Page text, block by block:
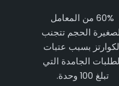
60% من المعامل
الحجم تتجنب
بسبب عتبات
الجامدة التي
تبلغ 100 وحدة.